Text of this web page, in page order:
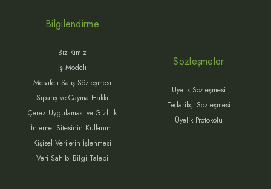
Bilgilendirme
Biz Kimiz
İş Modeli
Mesafeli Satış Sözleşmesi
Sipariş ve Cayma Hakkı
Çerez Uygulaması ve Gizlilik
İnternet Sitesinin Kullanımı
Kişisel Verilerin İşlenmesi
Veri Sahibi Bilgi Talebi
Sözleşmeler
Üyelik Sözleşmesi
Tedarikçi Sözleşmesi
Üyelik Protokolü